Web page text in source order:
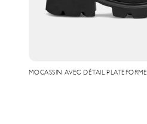
MOCASSIN AVEC DÉTAIL PLATEFORME